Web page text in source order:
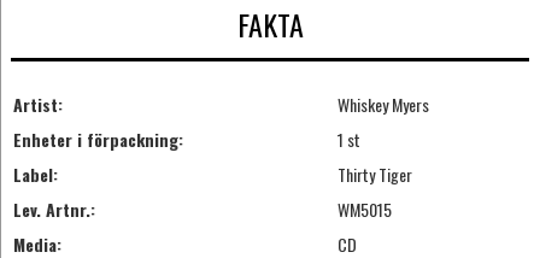
FAKTA
Artist:
Whiskey Myers
Enheter i förpackning:
1 st
Label:
Thirty Tiger
Lev. Artnr.:
WM5015
Media:
CD